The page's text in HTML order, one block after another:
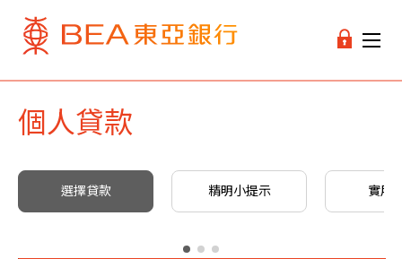
個人貸款
選擇貸款 精明小提示 實用